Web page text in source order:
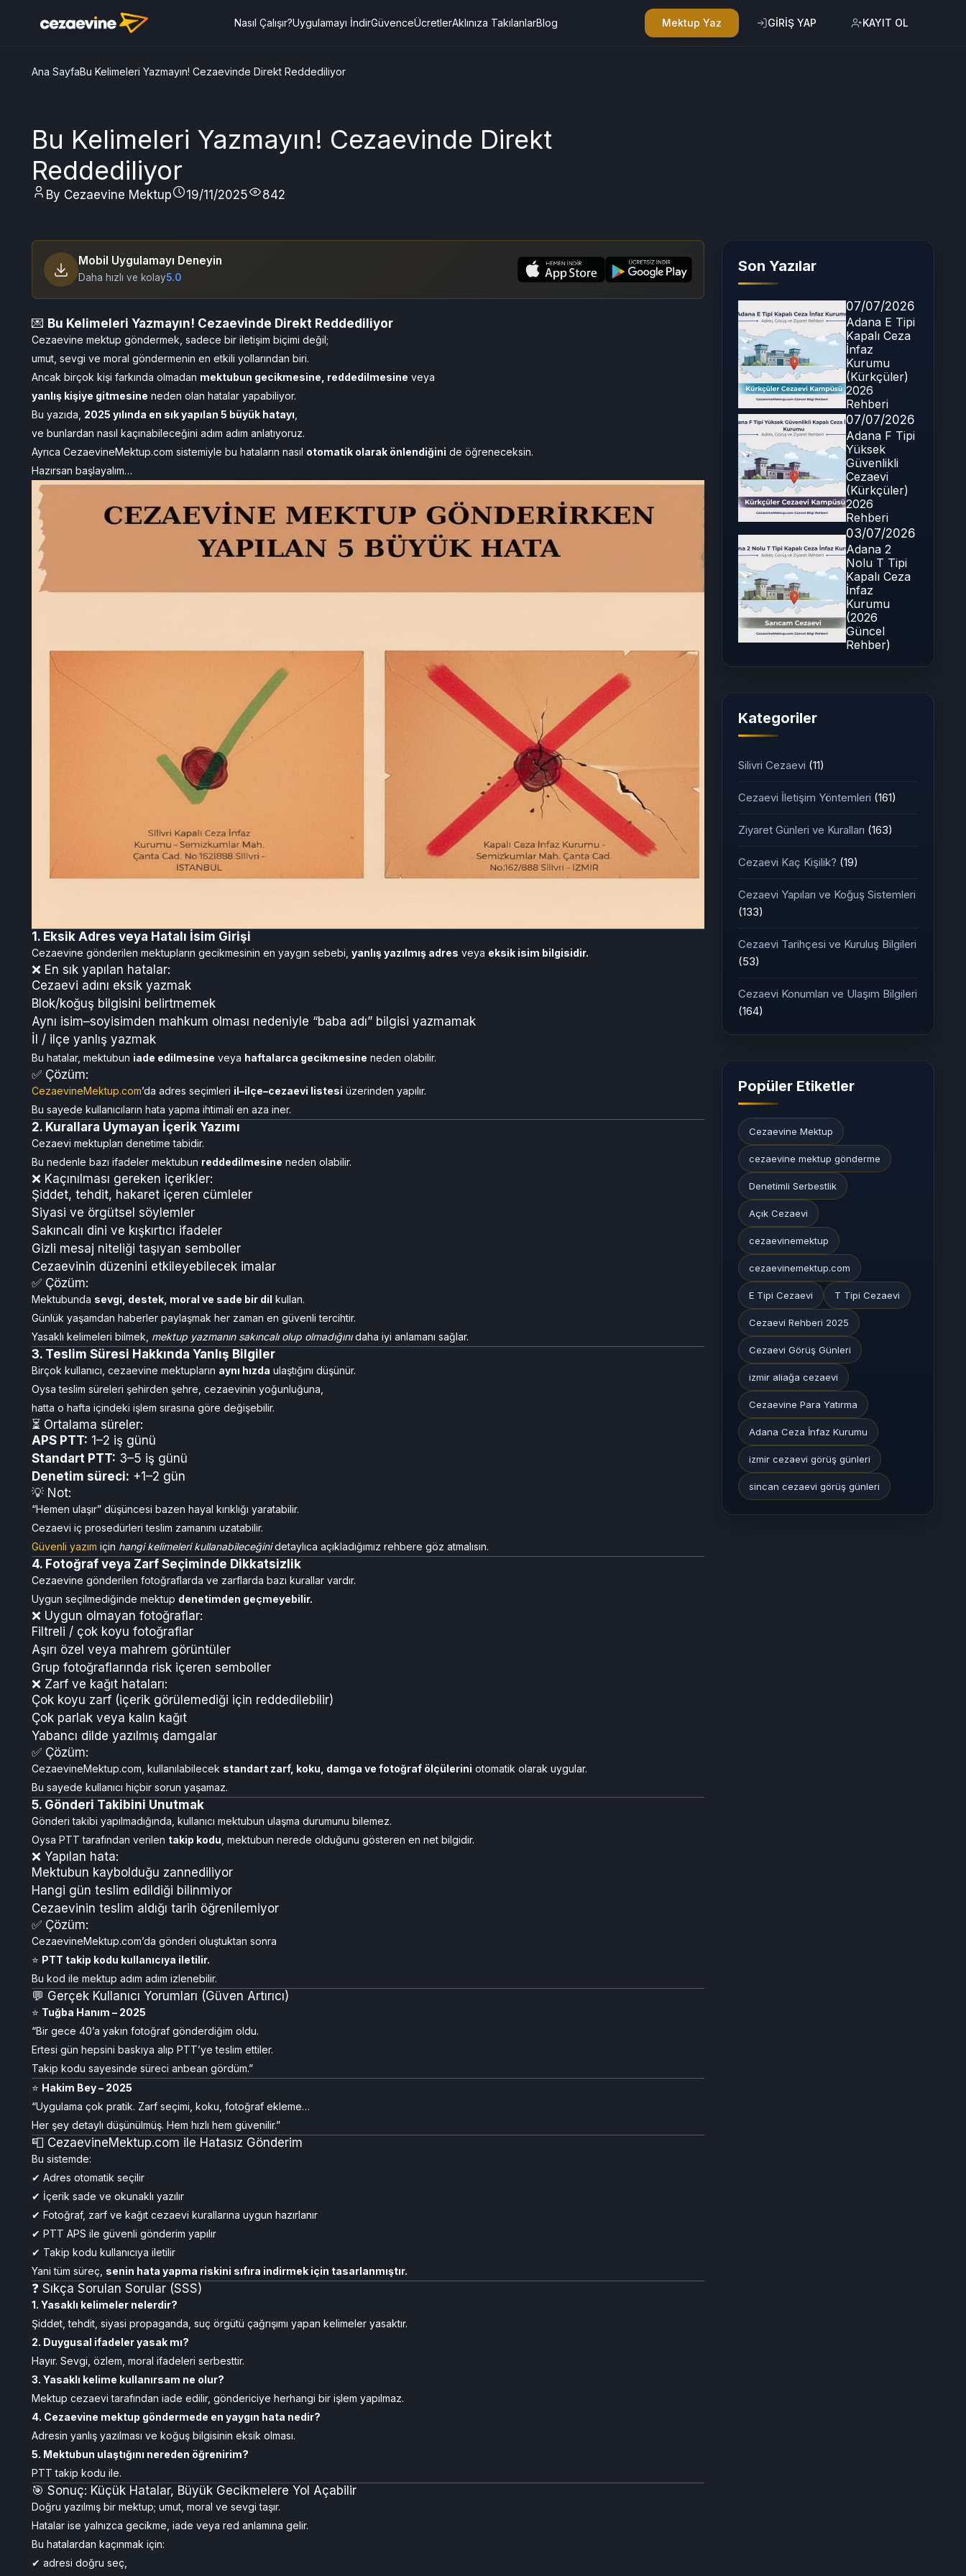
Nasıl Çalışır?Uygulamayı İndirGüvenceÜcretlerAklınıza TakılanlarBlog Mektup Yaz GİRİŞ YAP KAYIT OL
Ana SayfaBu Kelimeleri Yazmayın! Cezaevinde Direkt Reddediliyor
Bu Kelimeleri Yazmayın! Cezaevinde Direkt
Reddediliyor
By Cezaevine Mektup 19/11/2025 842
Mobil Uygulamayı Deneyin
Daha hızlı ve kolay5.0
💌 Bu Kelimeleri Yazmayın! Cezaevinde Direkt Reddediliyor
Cezaevine mektup göndermek, sadece bir iletişim biçimi değil;
umut, sevgi ve moral göndermenin en etkili yollarından biri.
Ancak birçok kişi farkında olmadan mektubun gecikmesine, reddedilmesine veya
yanlış kişiye gitmesine neden olan hatalar yapabiliyor.
Bu yazıda, 2025 yılında en sık yapılan 5 büyük hatayı
ve bunlardan nasıl kaçınabileceğini adım adım anlatıyoruz.
Ayrıca CezaevineMektup.com sistemiyle bu hataların nasıl otomatik olarak önlendiğini de öğreneceksin.
Hazırsan başlayalım…
1. Eksik Adres veya Hatalı İsim Girişi
Cezaevine gönderilen mektupların gecikmesinin en yaygın sebebi, yanlış yazılmış adres veya eksik isim bilgisidir.
❌ En sık yapılan hatalar:
Cezaevi adını eksik yazmak
Blok/koğuş bilgisini belirtmemek
Aynı isim–soyisimden mahkum olması nedeniyle “baba adı” bilgisi yazmamak
İl / ilçe yanlış yazmak
Bu hatalar, mektubun iade edilmesine veya haftalarca gecikmesine neden olabilir.
✅ Çözüm:
CezaevineMektup.com’da adres seçimleri il–ilçe–cezaevi listesi üzerinden yapılır.
Bu sayede kullanıcıların hata yapma ihtimali en aza iner.
2. Kurallara Uymayan İçerik Yazımı
Cezaevi mektupları denetime tabidir.
Bu nedenle bazı ifadeler mektubun reddedilmesine neden olabilir.
❌ Kaçınılması gereken içerikler:
Şiddet, tehdit, hakaret içeren cümleler
Siyasi ve örgütsel söylemler
Sakıncalı dini ve kışkırtıcı ifadeler
Gizli mesaj niteliği taşıyan semboller
Cezaevinin düzenini etkileyebilecek imalar
✅ Çözüm:
Mektubunda sevgi, destek, moral ve sade bir dil kullan.
Günlük yaşamdan haberler paylaşmak her zaman en güvenli tercihtir.
Yasaklı kelimeleri bilmek, mektup yazmanın sakıncalıolup olmadığınıdaha iyi anlamanı sağlar.
3. Teslim Süresi Hakkında Yanlış Bilgiler
Birçok kullanıcı, cezaevine mektupların aynı hızda ulaştığını düşünür.
Oysa teslim süreleri şehirden şehre, cezaevinin yoğunluğuna,
hatta o hafta içindeki işlem sırasına göre değişebilir.
⏳ Ortalama süreler:
APS PTT: 1–2 iş günü
Standart PTT: 3–5 iş günü
Denetim süreci: +1–2 gün
💡 Not:
“Hemen ulaşır” düşüncesi bazen hayal kırıklığı yaratabilir.
Cezaevi iç prosedürleri teslim zamanını uzatabilir.
Güvenli yazım için hangi kelimeleri kullanabileceğinidetaylıca açıkladığımız rehbere göz atmalısın.
4. Fotoğraf veya Zarf Seçiminde Dikkatsizlik
Cezaevine gönderilen fotoğraflarda ve zarflarda bazı kurallar vardır.
Uygun seçilmediğinde mektup denetimden geçmeyebilir.
❌ Uygun olmayan fotoğraflar:
Filtreli / çok koyu fotoğraflar
Aşırı özel veya mahrem görüntüler
Grup fotoğraflarında risk içeren semboller
❌ Zarf ve kağıt hataları:
Çok koyu zarf (içerik görülemediği için reddedilebilir)
Çok parlak veya kalın kağıt
Yabancı dilde yazılmış damgalar
✅ Çözüm:
CezaevineMektup.com, kullanılabilecek standart zarf, koku, damga ve fotoğraf ölçülerini otomatik olarak uygular.
Bu sayede kullanıcı hiçbir sorun yaşamaz.
5. Gönderi Takibini Unutmak
Gönderi takibi yapılmadığında, kullanıcı mektubun ulaşma durumunu bilemez.
Oysa PTT tarafından verilen takip kodu , mektubun nerede olduğunu gösteren en net bilgidir.
❌ Yapılan hata:
Mektubun kaybolduğu zannediliyor
Hangi gün teslim edildiği bilinmiyor
Cezaevinin teslim aldığı tarih öğrenilemiyor
✅ Çözüm:
CezaevineMektup.com’da gönderi oluştuktan sonra
⭐ PTT takip kodu kullanıcıya iletilir.
Bu kod ile mektup adım adım izlenebilir.
💬 Gerçek Kullanıcı Yorumları (Güven Artırıcı)
⭐ Tuğba Hanım – 2025
“Bir gece 40’a yakın fotoğraf gönderdiğim oldu.
Ertesi gün hepsini baskıya alıp PTT’ye teslim ettiler.
Takip kodu sayesinde süreci anbean gördüm.”
⭐ Hakim Bey – 2025
“Uygulama çok pratik. Zarf seçimi, koku, fotoğraf ekleme…
Her şey detaylı düşünülmüş. Hem hızlı hem güvenilir.”
📮 CezaevineMektup.com ile Hatasız Gönderim
Bu sistemde:
✔ Adres otomatik seçilir
✔ İçerik sade ve okunaklı yazılır
✔ Fotoğraf, zarf ve kağıt cezaevi kurallarına uygun hazırlanır
✔ PTT APS ile güvenli gönderim yapılır
✔ Takip kodu kullanıcıya iletilir
Yani tüm süreç, senin hata yapma riskini sıfıra indirmek için tasarlanmıştır.
❓ Sıkça Sorulan Sorular (SSS)
1. Yasaklı kelimeler nelerdir?
Şiddet, tehdit, siyasi propaganda, suç örgütü çağrışımı yapan kelimeler yasaktır.
2. Duygusal ifadeler yasak mı?
Hayır. Sevgi, özlem, moral ifadeleri serbesttir.
3. Yasaklı kelime kullanırsam ne olur?
Mektup cezaevi tarafından iade edilir, göndericiye herhangi bir işlem yapılmaz.
4. Cezaevine mektup göndermede en yaygın hata nedir?
Adresin yanlış yazılması ve koğuş bilgisinin eksik olması.
5. Mektubun ulaştığını nereden öğrenirim?
PTT takip kodu ile.
🎯 Sonuç: Küçük Hatalar, Büyük Gecikmelere Yol Açabilir
Doğru yazılmış bir mektup; umut, moral ve sevgi taşır.
Hatalar ise yalnızca gecikme, iade veya red anlamına gelir.
Bu hatalardan kaçınmak için:
✔ adresi doğru seç,
Son Yazılar
07/07/2026
Adana E Tipi
Kapalı Ceza
İnfaz
Kurumu
(Kürkçüler)
2026
Rehberi
07/07/2026
Adana F Tipi
Yüksek
Güvenlikli
Cezaevi
(Kürkçüler)
2026
Rehberi
03/07/2026
Adana 2
Nolu T Tipi
Kapalı Ceza
İnfaz
Kurumu
(2026
Güncel
Rehber)
Kategoriler
Silivri Cezaevi (11)
Cezaevi İletişim Yöntemleri (161)
Ziyaret Günleri ve Kuralları (163)
Cezaevi Kaç Kişilik? (19)
Cezaevi Yapıları ve Koğuş Sistemleri
(133)
Cezaevi Tarihçesi ve Kuruluş Bilgileri
(53)
Cezaevi Konumları ve Ulaşım Bilgileri
(164)
Popüler Etiketler
Cezaevine Mektup
cezaevine mektup gönderme
Denetimli Serbestlik
Açık Cezaevi
cezaevinemektup
cezaevinemektup.com
E Tipi Cezaevi T Tipi Cezaevi
Cezaevi Rehberi 2025
Cezaevi Görüş Günleri
izmir aliağa cezaevi
Cezaevine Para Yatırma
Adana Ceza İnfaz Kurumu
izmir cezaevi görüş günleri
sincan cezaevi görüş günleri